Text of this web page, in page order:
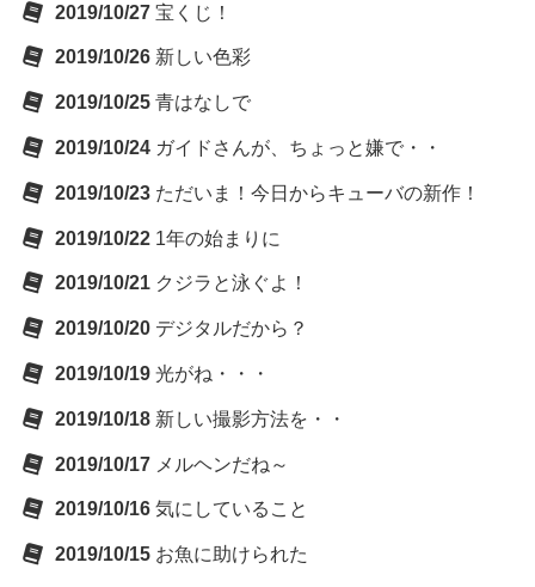
2019/10/27 宝くじ！
2019/10/26 新しい色彩
2019/10/25 青はなしで
2019/10/24 ガイドさんが、ちょっと嫌で・・
2019/10/23 ただいま！今日からキューバの新作！
2019/10/22 1年の始まりに
2019/10/21 クジラと泳ぐよ！
2019/10/20 デジタルだから？
2019/10/19 光がね・・・
2019/10/18 新しい撮影方法を・・
2019/10/17 メルヘンだね～
2019/10/16 気にしていること
2019/10/15 お魚に助けられた